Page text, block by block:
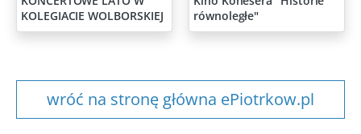
KOLEGIACIE WOLBORSKIEJ
równoległe"
wróć na stronę główna ePiotrkow.pl